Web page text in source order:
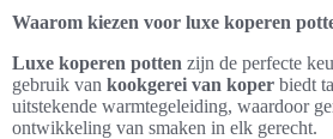
Waarom kiezen voor luxe koperen
Luxe koperen potten zijn de perfecte
gebruik van kookgerei van koper biedt
uitstekende warmtegeleiding, waardoor
ontwikkeling van smaken in elk gerecht.